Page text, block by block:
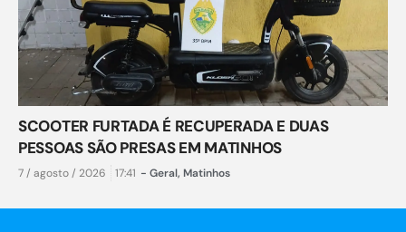
SCOOTER FURTADA É RECUPERADA E DUAS
PESSOAS SÃO PRESAS EM MATINHOS
7 / agosto / 2026 17:41 - Geral, Matinhos